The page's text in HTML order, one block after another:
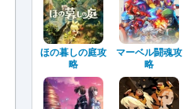
ほの暮しの庭攻
略
マーベル闘魂攻
略